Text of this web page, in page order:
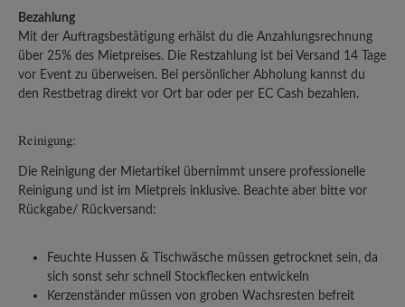
Bezahlung
Mit der Auftragsbestätigung erhälst du die Anzahlungsrechnung
über 25% des Mietpreises. Die Restzahlung ist bei Versand 14 Tage
vor Event zu überweisen. Bei persönlicher Abholung kannst du
den Restbetrag direkt vor Ort bar oder per EC Cash bezahlen.
Reinigung:
Die Reinigung der Mietartikel übernimmt unsere professionelle
Reinigung und ist im Mietpreis inklusive. Beachte aber bitte vor
Rückgabe/ Rückversand:
Feuchte Hussen & Tischwäsche müssen getrocknet sein, da
sich sonst sehr schnell Stockflecken entwickeln
Kerzenständer müssen von groben Wachsresten befreit